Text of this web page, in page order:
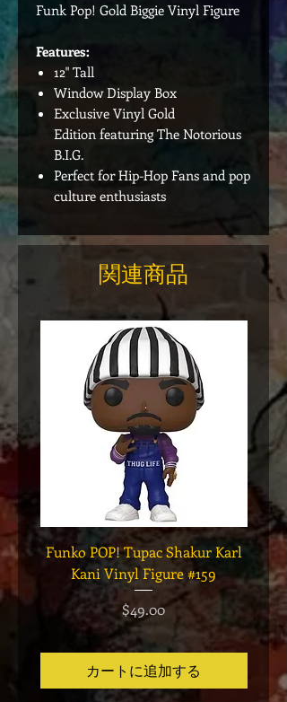
Funk Pop! Gold Biggie Vinyl Figure
Features:
12" Tall
Window Display Box
Exclusive Vinyl Gold
Edition featuring The Notorious
B.I.G.
Perfect for Hip-Hop Fans and pop
culture enthusiasts
関連商品
Funko POP! Tupac Shakur Karl
Kani Vinyl Figure #159
価格
$49.00
カートに追加する